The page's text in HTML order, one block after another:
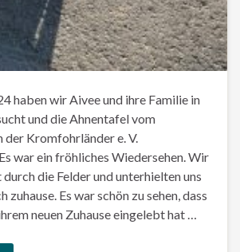
haben wir Aivee und ihre Familie in
und die Ahnentafel vom
der Kromfohrländer e. V.
war ein fröhliches Wiedersehen. Wir
die Felder und unterhielten uns
zuhause. Es war schön zu sehen, dass
neuen Zuhause eingelebt hat …